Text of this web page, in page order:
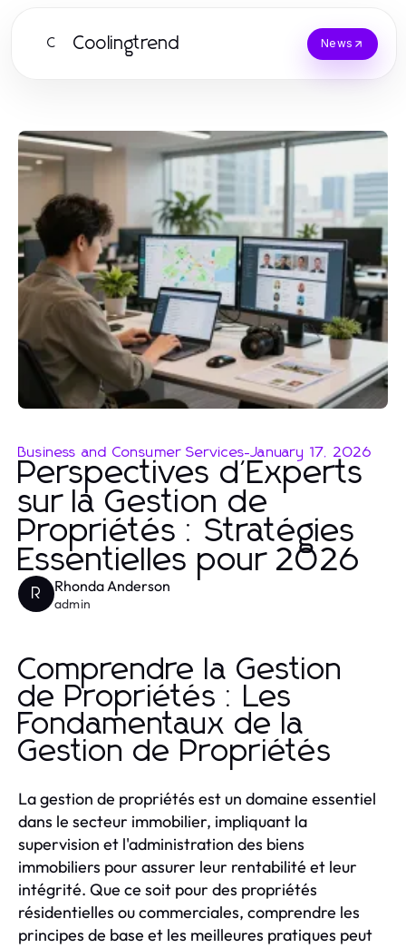
C Coolingtrend News
Business and Consumer Services-January 17, 2026
Perspectives d'Experts
sur la Gestion de
Propriétés : Stratégies
Essentielles pour 2026
R Rhonda Anderson
admin
Comprendre la Gestion
de Propriétés : Les
Fondamentaux de la
Gestion de Propriétés
La gestion de propriétés est un domaine essentiel
dans le secteur immobilier, impliquant la
supervision et l'administration des biens
immobiliers pour assurer leur rentabilité et leur
intégrité. Que ce soit pour des propriétés
résidentielles ou commerciales, comprendre les
principes de base et les meilleures pratiques peut